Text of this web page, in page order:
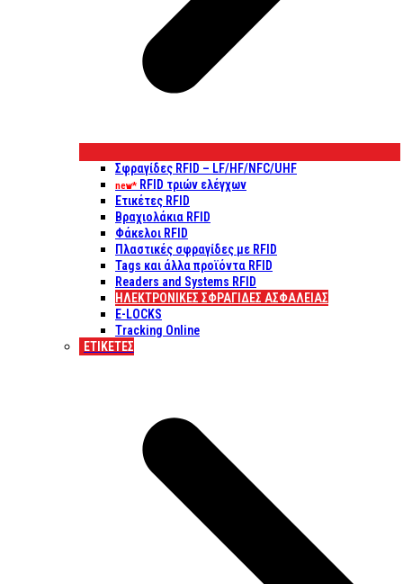
Σφραγίδες RFID – LF/HF/NFC/UHF
new* RFID τριών ελέγχων
Ετικέτες RFID
Βραχιολάκια RFID
Φάκελοι RFID
Πλαστικές σφραγίδες με RFID
Tags και άλλα προϊόντα RFID
Readers and Systems RFID
ΗΛΕΚΤΡΟΝΙΚΕΣ ΣΦΡΑΓΙΔΕΣ ΑΣΦΑΛΕΙΑΣ
E-LOCKS
Tracking Online
ΕΤΙΚΈΤΕΣ